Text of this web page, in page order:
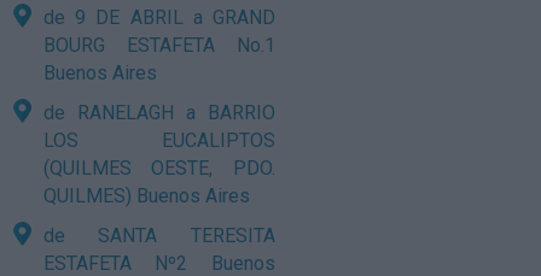
de 9 DE ABRIL a GRAND
BOURG ESTAFETA No.1
Buenos Aires
de RANELAGH a BARRIO
LOS EUCALIPTOS
(QUILMES OESTE, PDO.
QUILMES) Buenos Aires
de SANTA TERESITA
ESTAFETA Nº2 Buenos